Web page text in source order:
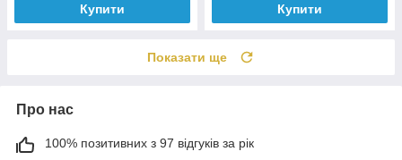
Купити Купити
Показати ще
Про нас
100% позитивних з 97 відгуків за рік